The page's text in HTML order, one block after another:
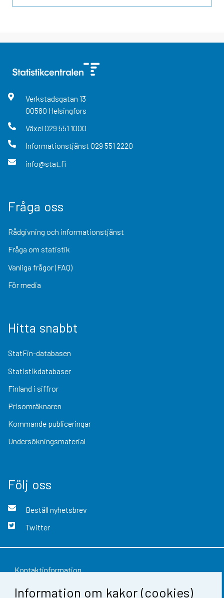
Information om kakor (cookies)
Verkstadsgatan 13
00580 Helsingfors
Växel 029 551 1000
Informationstjänst 029 551 2220
info@stat.fi
Fråga oss
Rådgivning och informationstjänst
Fråga om statistik
Vanliga frågor (FAQ)
För media
Hitta snabbt
StatFin-databasen
Statistikdatabaser
Finland i siffror
Prisomräknaren
Kommande publiceringar
Undersökningsmaterial
Följ oss
Beställ nyhetsbrev
Twitter
Kontaktinformation
Respons